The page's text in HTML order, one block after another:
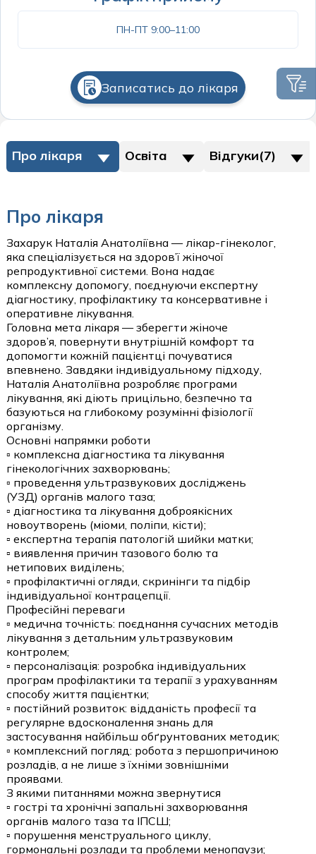
Психіатрія
Ревматологія
Спортивна медицина
Сурдологія
Трихологія
Урологія
Хірургія
Щеплення дорослих
Пульмонологія дитяча
Хірургія та урологія дитяча
Офтальмологічні операції
Пластичні операції на молочних залозах
Пластичні операції на обличчі
Пластичні операції на тулубі
Судинні хурургічні операції
Урологічні операції
пластичні операції
Пластична хірургія
стаціонар
Стаціонар
ПН-ПТ 9:00–11:00
Записатись до лікаря
Про лікаря Освіта Відгуки(7)
Про лікаря
Захарук Наталія Анатоліївна — лікар-гінеколог,
яка спеціалізується на здоров’ї жіночої
репродуктивної системи. Вона надає
комплексну допомогу, поєднуючи експертну
діагностику, профілактику та консервативне і
оперативне лікування.
Головна мета лікаря — зберегти жіноче
здоров’я, повернути внутрішній комфорт та
допомогти кожній пацієнтці почуватися
впевнено. Завдяки індивідуальному підходу,
Наталія Анатоліївна розробляє програми
лікування, які діють прицільно, безпечно та
базуються на глибокому розумінні фізіології
організму.
Основні напрямки роботи
▫️ комплексна діагностика та лікування
гінекологічних захворювань;
▫️ проведення ультразвукових досліджень
(УЗД) органів малого таза;
▫️ діагностика та лікування доброякісних
новоутворень (міоми, поліпи, кісти);
▫️ експертна терапія патологій шийки матки;
▫️ виявлення причин тазового болю та
нетипових виділень;
▫️ профілактичні огляди, скринінги та підбір
індивідуальної контрацепції.
Професійні переваги
▫️ медична точність: поєднання сучасних методів
лікування з детальним ультразвуковим
контролем;
▫️ персоналізація: розробка індивідуальних
програм профілактики та терапії з урахуванням
способу життя пацієнтки;
▫️ постійний розвиток: відданість професії та
регулярне вдосконалення знань для
застосування найбільш обґрунтованих методик;
▫️ комплексний погляд: робота з першопричиною
розладів, а не лише з їхніми зовнішніми
проявами.
З якими питаннями можна звернутися
▫️ гострі та хронічні запальні захворювання
органів малого таза та ІПСШ;
▫️ порушення менструального циклу,
гормональні розлади та проблеми менопаузи;